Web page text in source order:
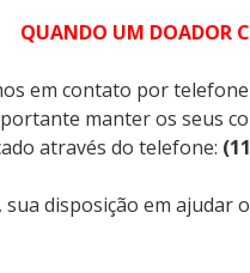
QUANDO UM DOADOR
em contato por
manter os seus
através do telefone:
disposição em ajudar